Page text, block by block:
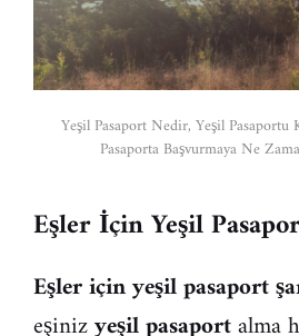
Yeşil Pasaport Nedir, Yeşil
Pasaporta Başvurmaya Ne
Eşler İçin Yeşil
Eşler için yeşil pasaport
eşinizyeşil pasaportalma